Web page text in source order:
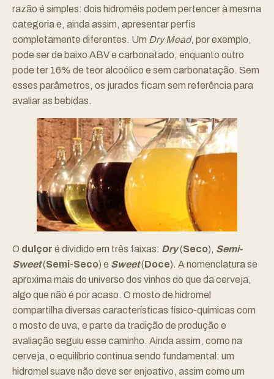
razão é simples: dois hidroméis podem pertencer à mesma
categoria e, ainda assim, apresentar perfis
completamente diferentes. Um Dry Mead, por exemplo,
pode ser de baixo ABV e carbonatado, enquanto outro
pode ter 16% de teor alcoólico e sem carbonatação. Sem
esses parâmetros, os jurados ficam sem referência para
avaliar as bebidas.
O dulçor é dividido em três faixas: Dry(Seco), Semi-
Sweet(Semi-Seco) e Sweet(Doce). A nomenclatura se
aproxima mais do universo dos vinhos do que da cerveja,
algo que não é por acaso. O mosto de hidromel
compartilha diversas características físico-químicas com
o mosto de uva, e parte da tradição de produção e
avaliação seguiu esse caminho. Ainda assim, como na
cerveja, o equilíbrio continua sendo fundamental: um
hidromel suave não deve ser enjoativo, assim como um